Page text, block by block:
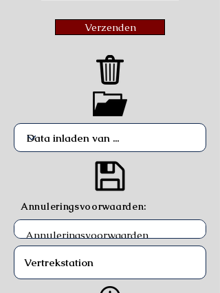
Verzenden
Annuleringsvoorwaarden: